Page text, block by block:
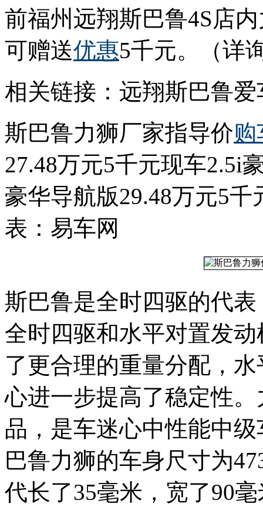
前福州远翔斯巴鲁4S店
可赠送优惠5千元。（详
相关链接：远翔斯巴鲁
斯巴鲁力狮厂家指导价购
27.48万元5千元现车2.5i
豪华导航版29.48万元5千
表：易车网
斯巴鲁是全时四驱的代
全时四驱和水平对置发
了更合理的重量分配，
心进一步提高了稳定性
品，是车迷心中性能中
巴鲁力狮的车身尺寸为
代长了35毫米，宽了90